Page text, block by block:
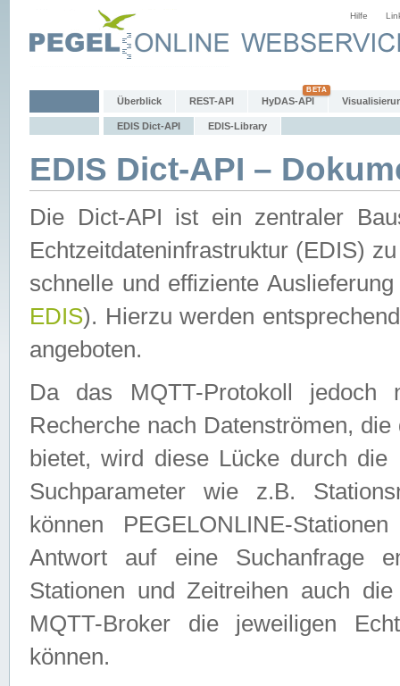
Hilfe
Überblick REST-API HyDAS-API
EDIS Dict-API EDIS-Library
EDIS Dict-API –
Die Dict-API ist ein zentraler
Echtzeitdateninfrastruktur (EDIS)
schnelle und effiziente
EDIS). Hierzu werden
angeboten.
Da das MQTT-Protokoll jedoch
Recherche nach Datenströmen,
bietet, wird diese Lücke durch die
Suchparameter wie z.B.
können PEGELONLINE-
Antwort auf eine Suchanfrage
Stationen und Zeitreihen auch
MQTT-Broker die jeweiligen
können.